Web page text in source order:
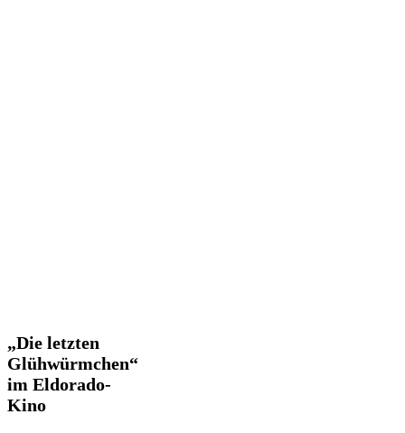
„Die
letzten
Glühwürmchen“
im
Eldorado-
„Die letzten
Glühwürmchen“
im Eldorado-
Kino